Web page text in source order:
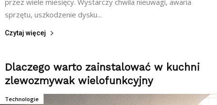
sprzętu, uszkodzenie dysku...
Czytaj więcej
Dlaczego warto zainstalować w kuchni
zlewozmywak wielofunkcyjny
Technologie